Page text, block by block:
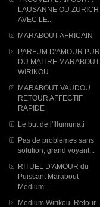
LAUSANNE OU ZURICH
AVEC LE...
MARABOUT AFRICAIN
PARFUM D'AMOUR PUR
DU MAITRE MARABOUT
WIRIKOU
MARABOUT VAUDOU
RETOUR AFFECTIF
RAPIDE
Le but de l'Illumunati
Pas de problèmes sans
solution, grand voyant...
RITUEL D'AMOUR du
Puissant Marabout
Medium...
Medium Wirikou Retour